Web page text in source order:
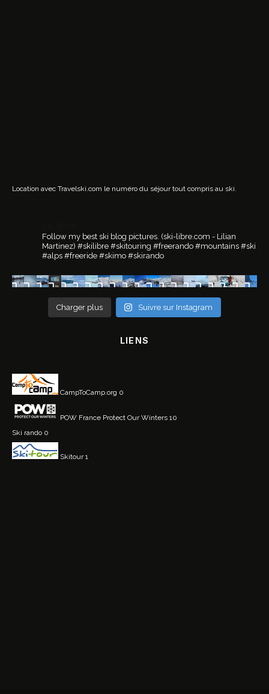
Location avec Travelski.com le numéro du séjour tout compris au ski.
Follow my best ski blog pictures. (ski-libre.com - Lilian
Martinez) #skilibre #skitouring #freerando #mountains #ski
#alps #freeride #skimo #skirando
Charger plus Suivre sur Instagram
LIENS
CampToCamp.org 0
POW France Protect Our Winters 10
Ski rando 0
Skitour1